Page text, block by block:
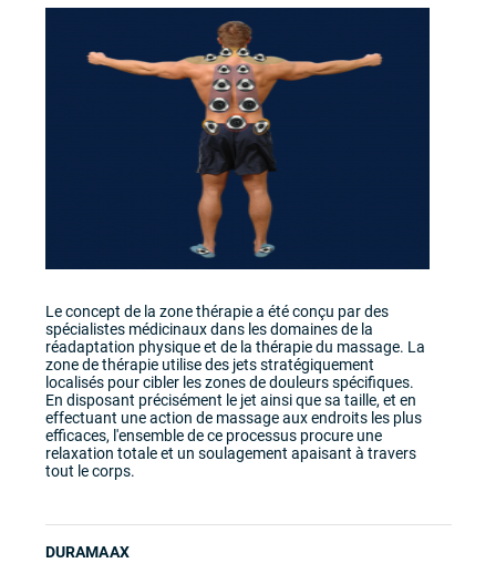
Le concept de la zone thérapie a été conçu par des
spécialistes médicinaux dans les domaines de la
réadaptation physique et de la thérapie du massage. La
zone de thérapie utilise des jets stratégiquement
localisés pour cibler les zones de douleurs spécifiques.
En disposant précisément le jet ainsi que sa taille, et en
effectuant une action de massage aux endroits les plus
efficaces, l'ensemble de ce processus procure une
relaxation totale et un soulagement apaisant à travers
tout le corps.
DURAMAAX
Dans cette série, le système de son bluetooth haute
gamme de marque Poly-Planar comprend des speakers
et subwoofer qui vous permettent de ne pas seulement
entendre la musique, mais de la ressentir! Ce système
bluetooth vous donne la possibilité de choisir votre
Le Cleanzone 11 est un système sanitaire qui utilise la
puissance d'une lumière UV et ozone . La même
technologie est utilisée dans plusieurs communautées
pour traiter leur eau afin qu'elle soit potable. Cleanzone
Cette option vous donne le contrôle de votre spa à
portée de main avec une application simple et gratuite
qui se connecte avec votre wifi de maison. Ceci vous
permet de pré-établir des températures et des cycles de
filtrations, le tout dans le confort de votre maison avant
d'aller vous détendre dans votre spa.